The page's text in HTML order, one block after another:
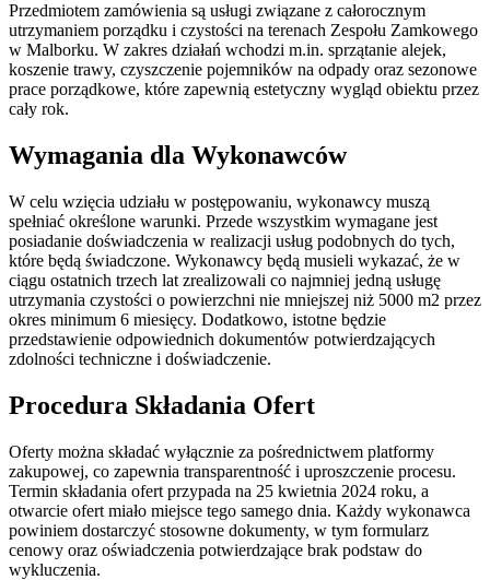
Przedmiotem zamówienia są usługi związane z całorocznym
utrzymaniem porządku i czystości na terenach Zespołu Zamkowego
w Malborku. W zakres działań wchodzi m.in. sprzątanie alejek,
koszenie trawy, czyszczenie pojemników na odpady oraz sezonowe
prace porządkowe, które zapewnią estetyczny wygląd obiektu przez
cały rok.
Wymagania dla Wykonawców
W celu wzięcia udziału w postępowaniu, wykonawcy muszą
spełniać określone warunki. Przede wszystkim wymagane jest
posiadanie doświadczenia w realizacji usług podobnych do tych,
które będą świadczone. Wykonawcy będą musieli wykazać, że w
ciągu ostatnich trzech lat zrealizowali co najmniej jedną usługę
utrzymania czystości o powierzchni nie mniejszej niż 5000 m2 przez
okres minimum 6 miesięcy. Dodatkowo, istotne będzie
przedstawienie odpowiednich dokumentów potwierdzających
zdolności techniczne i doświadczenie.
Procedura Składania Ofert
Oferty można składać wyłącznie za pośrednictwem platformy
zakupowej, co zapewnia transparentność i uproszczenie procesu.
Termin składania ofert przypada na 25 kwietnia 2024 roku, a
otwarcie ofert miało miejsce tego samego dnia. Każdy wykonawca
powiniem dostarczyć stosowne dokumenty, w tym formularz
cenowy oraz oświadczenia potwierdzające brak podstaw do
wykluczenia.